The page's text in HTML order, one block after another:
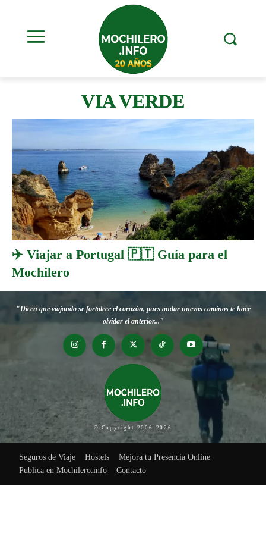
VIA VERDE
✈️ Viajar a Portugal 🇵🇹 Guía para el
Mochilero
"Dicen que viajando se fortalece el corazón, pues andar nuevos caminos te hace
olvidar el anterior..."
© Copyright 2006-2026
Seguros de Viaje Hostels
Mejora tu Presencia Online
Publica en Mochilero.info
Contacto